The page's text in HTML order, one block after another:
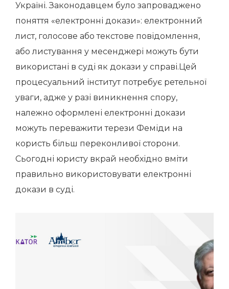
Україні. Законодавцем було запроваджено
поняття «електронні докази»: електронний
лист, голосове або текстове повідомлення,
або листування у месенджері можуть бути
використані в суді як докази у справі.Цей
процесуальний інститут потребує ретельної
уваги, адже у разі виникнення спору,
належно оформлені електронні докази
можуть переважити терези Феміди на
користь більш переконливої сторони.
Сьогодні юристу вкрай необхідно вміти
правильно використовувати електронні
докази в суді.